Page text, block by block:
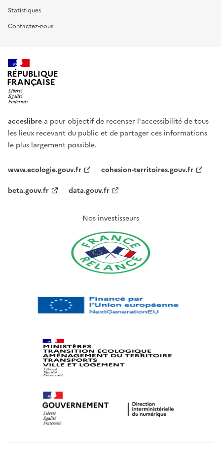
Statistiques
Contactez-nous
RÉPUBLIQUE
FRANÇAISE
acceslibre a pour objectif de recenser l'accessibilité de tous
les lieux recevant du public et de partager ces informations
le plus largement possible.
www.ecologie.gouv.fr
cohesion-territoires.gouv.fr
beta.gouv.fr
data.gouv.fr
Nos investisseurs